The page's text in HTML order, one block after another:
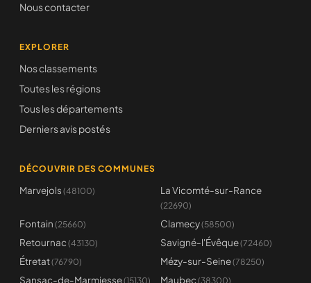
Nous contacter
EXPLORER
Nos classements
Toutes les régions
Tous les départements
Derniers avis postés
DÉCOUVRIR DES COMMUNES
Marvejols (48100) La Vicomté-sur-Rance
(22690)
Fontain (25660) Clamecy(58500)
Retournac (43130) Savigné-l'Évêque(72460)
Étretat(76790) Mézy-sur-Seine(78250)
Sansac-de-Marmiesse(15130) Maubec (38300)